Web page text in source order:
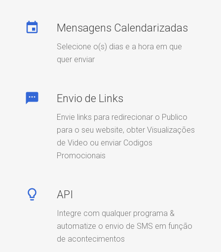
event Mensagens Calendarizadas
Selecione o(s) dias e a hora em que
quer enviar
textsms Envio de Links
Envie links para redirecionar o Publico
para o seu website, obter Visualizações
de Video ou enviar Codigos
Promocionais
lightbulb_outline API
Integre com qualquer programa &
automatize o envio de SMS em função
de acontecimentos